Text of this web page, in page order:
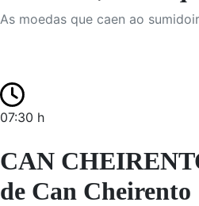
As moedas que caen ao
07:30 h
CAN
de Can Cheirento